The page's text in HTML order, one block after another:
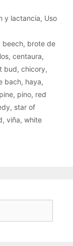
y lactancia, Uso
beech, brote de
, centaura,
bud, chicory,
bach, haya,
pine, pino, red
, star of
, viña, white